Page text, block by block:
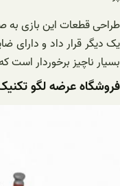
طراحی قطعات این بازی به
یک دیگر قرار داد و دارای
بسیار ناچیز برخوردار است
فروشگاه عرضه لگو